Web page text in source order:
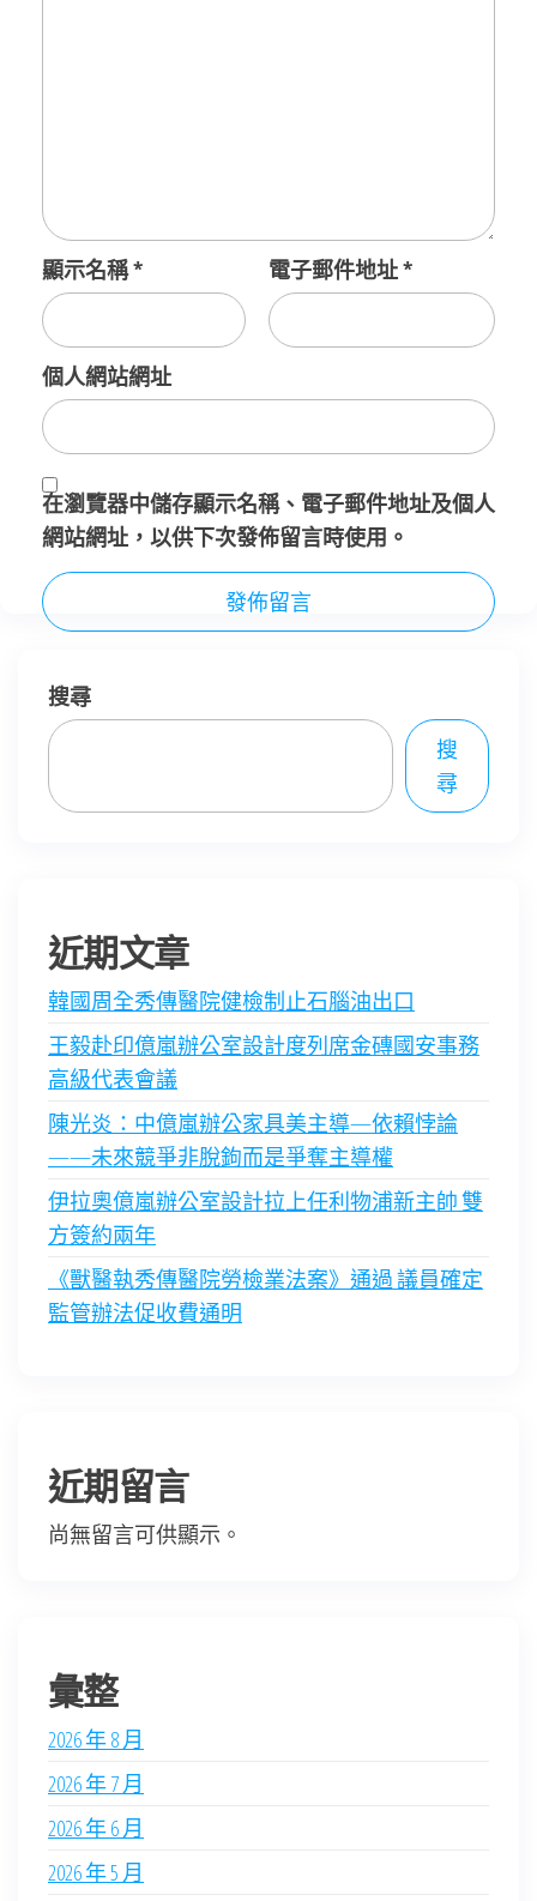
顯示名稱* 電子郵件地址*
個人網站網址
在瀏覽器中儲存顯示名稱、電子郵件地址及個人
網站網址，以供下次發佈留言時使用。
搜尋
搜
尋
近期文章
韓國周全秀傳醫院健檢制止石腦油出口
王毅赴印億嵐辦公室設計度列席金磚國安事務
高級代表會議
陳光炎：中億嵐辦公家具美主導—依賴悖論
——未來競爭非脫鉤而是爭奪主導權
伊拉奧億嵐辦公室設計拉上任利物浦新主帥 雙
方簽約兩年
《獸醫執秀傳醫院勞檢業法案》通過 議員確定
監管辦法促收費通明
近期留言
尚無留言可供顯示。
彙整
2026 年 8 月
2026 年 7 月
2026 年 6 月
2026 年 5 月